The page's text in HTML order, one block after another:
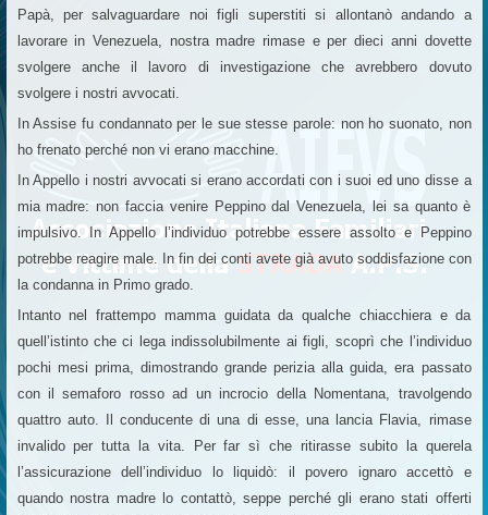
Papà, per salvaguardare noi figli superstiti si allontanò andando a
lavorare in Venezuela, nostra madre rimase e per dieci anni dovette
svolgere anche il lavoro di investigazione che avrebbero dovuto
svolgere i nostri avvocati.
In Assise fu condannato per le sue stesse parole: non ho suonato, non
ho frenato perché non vi erano macchine.
In Appello i nostri avvocati si erano accordati con i suoi ed uno disse a
mia madre: non faccia venire Peppino dal Venezuela, lei sa quanto è
impulsivo. In Appello l’individuo potrebbe essere assolto e Peppino
potrebbe reagire male. In fin dei conti avete già avuto soddisfazione con
la condanna in Primo grado.
Intanto nel frattempo mamma guidata da qualche chiacchiera e da
quell’istinto che ci lega indissolubilmente ai figli, scoprì che l’individuo
pochi mesi prima, dimostrando grande perizia alla guida, era passato
con il semaforo rosso ad un incrocio della Nomentana, travolgendo
quattro auto. Il conducente di una di esse, una lancia Flavia, rimase
invalido per tutta la vita. Per far sì che ritirasse subito la querela
l’assicurazione dell’individuo lo liquidò: il povero ignaro accettò e
quando nostra madre lo contattò, seppe perché gli erano stati offerti